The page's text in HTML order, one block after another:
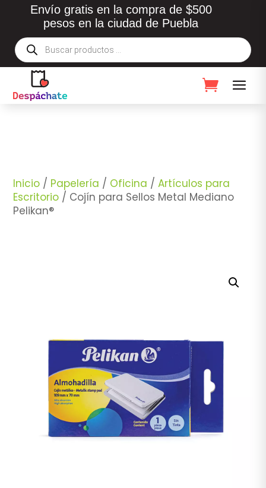
Envío gratis en la compra de $500
pesos en la ciudad de Puebla
Búsqueda
de
productos
Inicio / Papelería / Oficina /Artículos para
Escritorio / Cojín para Sellos Metal Mediano
Pelikan®